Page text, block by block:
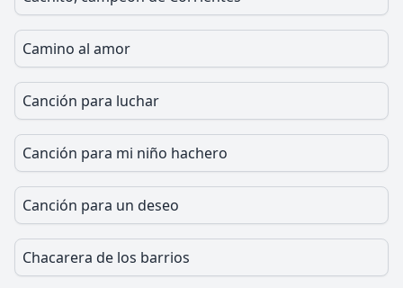
Camino al amor
Canción para luchar
Canción para mi niño hachero
Canción para un deseo
Chacarera de los barrios